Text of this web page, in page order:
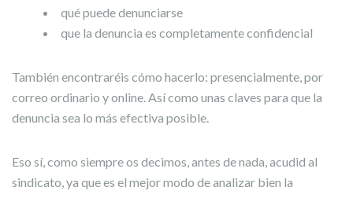
qué puede denunciarse
que la denuncia es completamente confidencial
También encontraréis cómo hacerlo: presencialmente, por
correo ordinario y online. Así como unas claves para que la
denuncia sea lo más efectiva posible.
Eso sí, como siempre os decimos, antes de nada, acudid al
sindicato, ya que es el mejor modo de analizar bien la